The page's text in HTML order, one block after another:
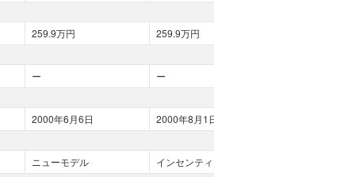
259.9万円 259.9万円
ー ー
2000年6月6日 2000年8月1日
ニューモデル インセンティブ変更